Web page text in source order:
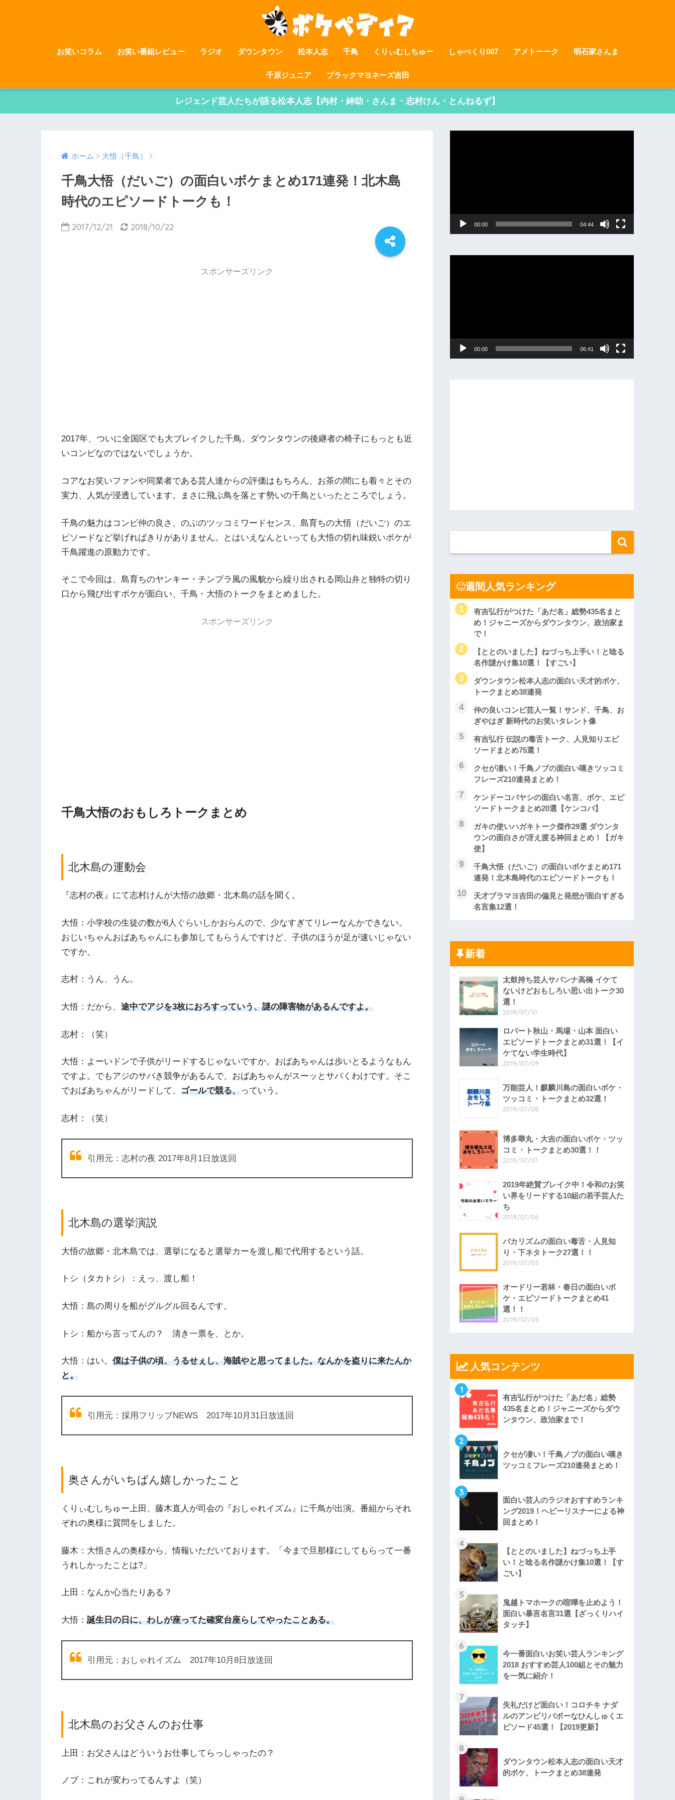
お笑いコラム お笑い番組レビュー ラジオ ダウンタウン 松本人志 千鳥 くりぃむしちゅー しゃべくり007 アメトーーク 明石家さんま
千原ジュニア ブラックマヨネーズ吉田
レジェンド芸人たちが語る松本人志【内村・紳助・さんま・志村けん・とんねるず】
ホーム 大悟（千鳥）
千鳥大悟（だいご）の面白いボケまとめ171連発！北木島
時代のエピソードトークも！
2017/12/21 2018/10/22
スポンサーズリンク
2017年、ついに全国区でも大ブレイクした千鳥。ダウンタウンの後継者の椅子にもっとも近
いコンビなのではないでしょうか。
コアなお笑いファンや同業者である芸人達からの評価はもちろん、お茶の間にも着々とその
実力、人気が浸透しています。まさに飛ぶ鳥を落とす勢いの千鳥といったところでしょう。
千鳥の魅力はコンビ仲の良さ、のぶのツッコミワードセンス、島育ちの大悟（だいご）のエ
ピソードなど挙げればきりがありません。とはいえなんといっても大悟の切れ味鋭いボケが
千鳥躍進の原動力です。
そこで今回は、島育ちのヤンキー・チンプラ風の風貌から繰り出される岡山弁と独特の切り
口から飛び出すボケが面白い、千鳥・大悟のトークをまとめました。
スポンサーズリンク
千鳥大悟のおもしろトークまとめ
北木島の運動会
『志村の夜』にて志村けんが大悟の故郷・北木島の話を聞く。
大悟：小学校の生徒の数が6人ぐらいしかおらんので、少なすぎてリレーなんかできない。
おじいちゃんおばあちゃんにも参加してもらうんですけど、子供のほうが足が速いじゃない
ですか。
志村：うん、うん。
大悟：だから、 途中でアジを3枚におろすっていう、謎の障害物があるんですよ。
志村：（笑）
大悟：よーいドンで子供がリードするじゃないですか。おばあちゃんは歩いとるようなもん
ですよ。でもアジのサバき競争があるんで、おばあちゃんがスーッとサバくわけです。そこ
でおばあちゃんがリードして、 ゴールで競る、っていう。
志村：（笑）
引用元：志村の夜 2017年8月1日放送回
北木島の選挙演説
大悟の故郷・北木島では、選挙になると選挙カーを渡し船で代用するという話。
トシ（タカトシ）：えっ、渡し船！
大悟：島の周りを船がグルグル回るんです。
トシ：船から言ってんの？ 清き一票を、とか。
大悟：はい。 僕は子供の頃、うるせぇし、海賊やと思ってました。なんかを盗りに来たんか
と。
引用元：採用フリップNEWS 2017年10月31日放送回
奥さんがいちばん嬉しかったこと
くりぃむしちゅー上田、藤木直人が司会の『おしゃれイズム』に千鳥が出演。番組からそれ
ぞれの奥様に質問をしました。
藤木：大悟さんの奥様から、情報いただいております。「今まで旦那様にしてもらって一番
うれしかったことは?」
上田：なんか心当たりある？
大悟： 誕生日の日に、わしが座ってた確変台座らしてやったことある。
引用元：おしゃれイズム 2017年10月8日放送回
北木島のお父さんのお仕事
上田：お父さんはどういうお仕事してらっしゃったの？
ノブ：これが変わってるんすよ（笑）
00:00 04:44
00:00 06:41
週間人気ランキング
有吉弘行がつけた「あだ名」総勢435名まと
め！ジャニーズからダウンタウン、政治家ま
で！
【ととのいました】ねづっち上手い！と唸る
名作謎かけ集10選！【すごい】
ダウンタウン松本人志の面白い天才的ボケ、
トークまとめ38連発
仲の良いコンビ芸人一覧！サンド、千鳥、お
ぎやはぎ 新時代のお笑いタレント像
有吉弘行 伝説の毒舌トーク、人見知りエピ
ソードまとめ75選！
クセが凄い！千鳥ノブの面白い嘆きツッコミ
フレーズ210連発まとめ！
ケンドーコバヤシの面白い名言、ボケ、エピ
ソードトークまとめ20選【ケンコバ】
ガキの使いハガキトーク傑作29選 ダウンタ
ウンの面白さが冴え渡る神回まとめ！【ガキ
使】
千鳥大悟（だいご）の面白いボケまとめ171
連発！北木島時代のエピソードトークも！
天才ブラマヨ吉田の偏見と発想が面白すぎる
名言集12選！
新着
太鼓持ち芸人サバンナ高橋 イケて
ないけどおもしろい思い出トーク30
選！
2019/07/10
ロバート秋山・馬場・山本 面白い
エピソードトークまとめ31選！【イ
ケてない学生時代】
2019/07/09
万能芸人！麒麟川島の面白いボケ・
ツッコミ・トークまとめ32選！
2019/07/08
博多華丸・大吉の面白いボケ・ツッ
コミ・トークまとめ30選！！
2019/07/07
2019年絶賛ブレイク中！令和のお笑
い界をリードする10組の若手芸人た
ち
2019/07/06
バカリズムの面白い毒舌・人見知
り・下ネタトーク27選！！
2019/07/05
オードリー若林・春日の面白いボ
ケ・エピソードトークまとめ41
選！！
2019/07/05
人気コンテンツ
1
有吉弘行がつけた「あだ名」総勢
435名まとめ！ジャニーズからダウ
ンタウン、政治家まで！
2
クセが凄い！千鳥ノブの面白い嘆き
ツッコミフレーズ210連発まとめ！
3
面白い芸人のラジオおすすめランキ
ング2019！ヘビーリスナーによる神
回まとめ！
4
【ととのいました】ねづっち上手
い！と唸る名作謎かけ集10選！【す
ごい】
5
鬼越トマホークの喧嘩を止めよう！
面白い暴言名言31選【ざっくりハイ
タッチ】
6
今一番面白いお笑い芸人ランキング
2018 おすすめ芸人100組とその魅力
を一気に紹介！
7
失礼だけど面白い！コロチキ ナダ
ルのアンビリバボーなひんしゅくエ
ピソード45選！【2019更新】
8
ダウンタウン松本人志の面白い天才
的ボケ、トークまとめ38連発